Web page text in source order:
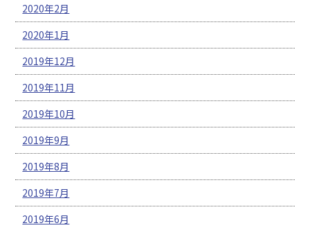
2020年2月
2020年1月
2019年12月
2019年11月
2019年10月
2019年9月
2019年8月
2019年7月
2019年6月